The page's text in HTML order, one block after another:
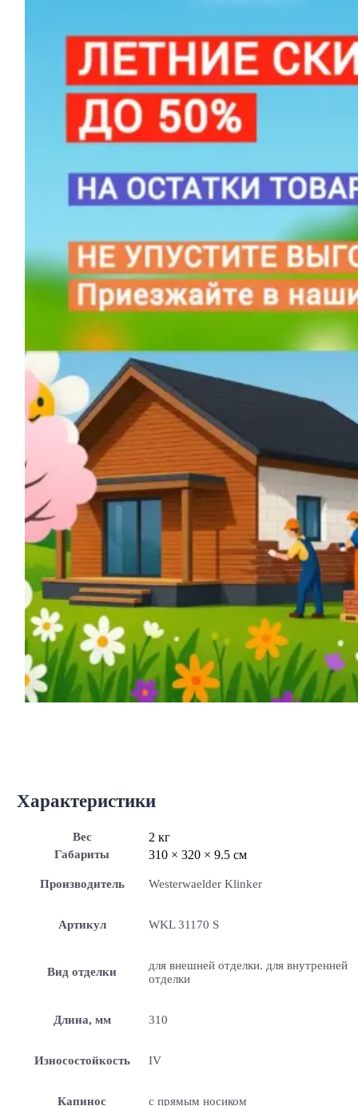
Характеристики
Вес 2 кг
Габариты 310 × 320 × 9.5 см
Производитель Westerwaelder Klinker
Артикул WKL 31170 S
Вид отделки
для внешней отделки. для внутренней
отделки
Длина, мм 310
Износостойкость IV
Капинос с прямым носиком